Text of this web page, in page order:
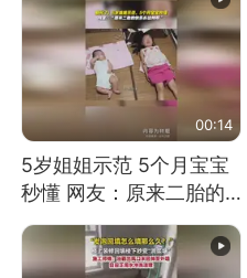
00:14
5岁姐姐示范 5个月宝宝
秒懂 网友：原来二胎的
快乐长这样